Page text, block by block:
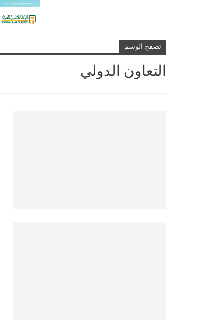
تصفح الوسم
التعاون الدولي